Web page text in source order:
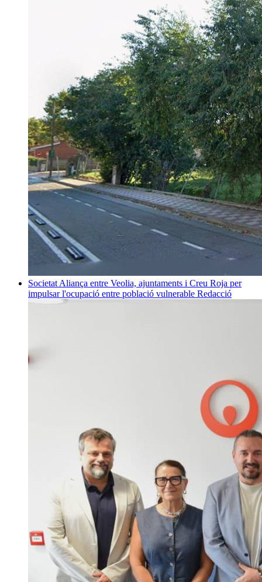
Societat Aliança entre Veolia, ajuntaments i Creu Roja per
impulsar l'ocupació entre població vulnerable Redacció